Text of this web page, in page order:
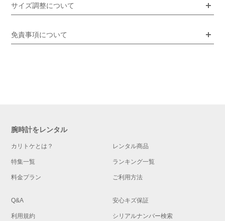
サイズ調整について
免責事項について
腕時計をレンタル
カリトケとは？ レンタル商品
特集一覧 ランキング一覧
料金プラン ご利用方法
Q&A 安心キズ保証
利用規約 シリアルナンバー検索